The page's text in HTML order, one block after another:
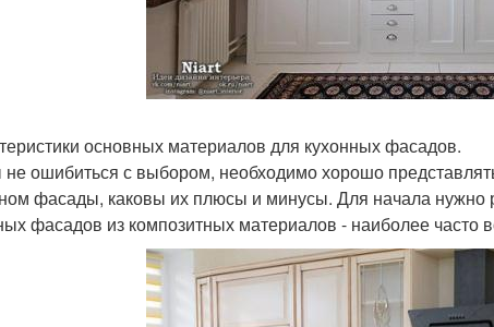
основных материалов для кухонных фасадов.
ошибиться с выбором, необходимо хорошо
фасады, каковы их плюсы и минусы. Для начала нужно
фасадов из композитных материалов - наиболее часто